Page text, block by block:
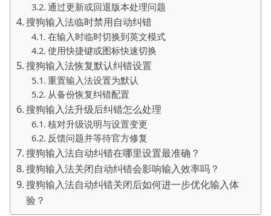
通过更新或回退版本处理问题
搜狗输入法临时禁用自动纠错
在输入时临时切换到英文模式
使用快捷键或图标快速切换
搜狗输入法恢复默认纠错设置
重置输入法设置为默认
从备份恢复纠错配置
搜狗输入法升级后纠错怎么处理
核对升级说明与设置变更
反馈问题并等待官方修复
搜狗输入法自动纠错在哪里设置最准确？
搜狗输入法关闭自动纠错会影响输入效率吗？
搜狗输入法自动纠错关闭后如何进一步优化输入体
验？